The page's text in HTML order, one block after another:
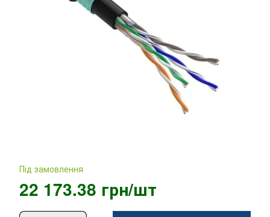
Під замовлення
22 173.38 грн/шт